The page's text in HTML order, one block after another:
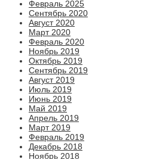
Февраль 2025
Сентябрь 2020
Август 2020
Март 2020
Февраль 2020
Ноябрь 2019
Октябрь 2019
Сентябрь 2019
Август 2019
Июль 2019
Июнь 2019
Май 2019
Апрель 2019
Март 2019
Февраль 2019
Декабрь 2018
Ноябрь 2018